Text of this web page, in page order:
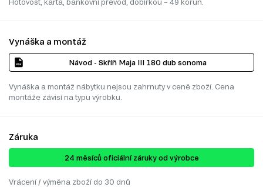
Hotovost, karta, bankovní převod, dobírkou – 49 korun.
Vynáška a montáž
Návod - Skříň Maja III 180 dub sonoma
Vynáška a montáž nábytku nejsou zahrnuty v ceně zboží. Cena
montáže závisí na typu výrobku.
Záruka
24 ​​​​měsíců oficiální záruky od výrobce
Vrácení / výměna zboží do 30 dnů